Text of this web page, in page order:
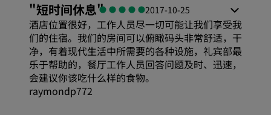
服务
"短时间休息" 2017-10-25
酒店位置很好，工作人员尽一切可能让我们享受我
们的住宿。我们的房间可以俯瞰码头非常舒适，干
净，有着现代生活中所需要的各种设施，礼宾部最
乐于帮助的，餐厅工作人员回答问题及时、迅速，
会建议你该吃什么样的食物。
raymondp772